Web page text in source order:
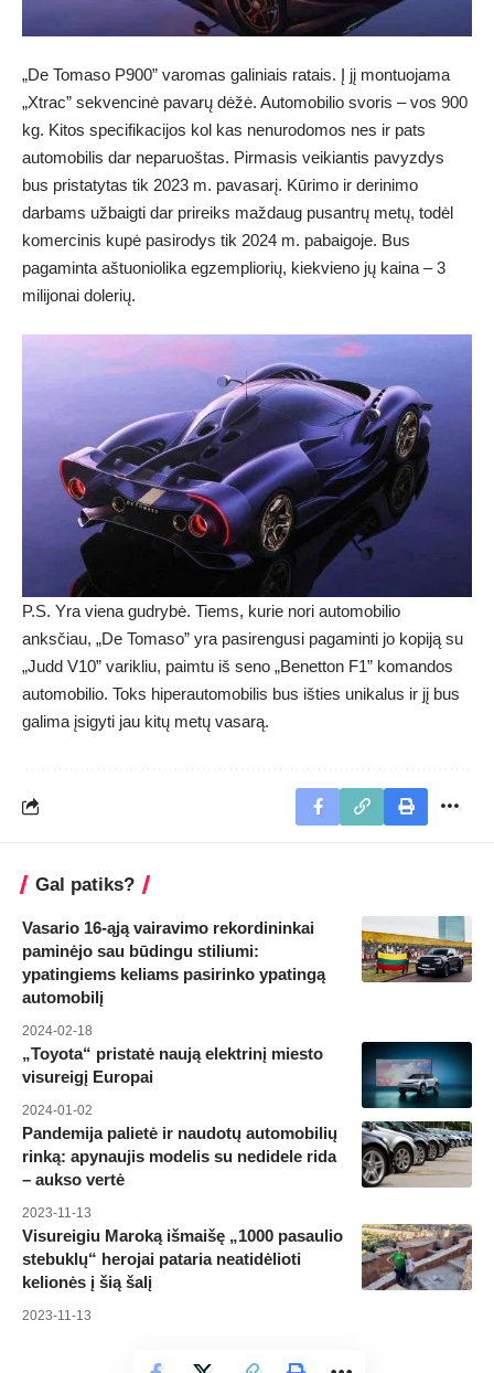
„De Tomaso P900” varomas galiniais ratais. Į jį montuojama
„Xtrac” sekvencinė pavarų dėžė. Automobilio svoris – vos 900
kg. Kitos specifikacijos kol kas nenurodomos nes ir pats
automobilis dar neparuoštas. Pirmasis veikiantis pavyzdys
bus pristatytas tik 2023 m. pavasarį. Kūrimo ir derinimo
darbams užbaigti dar prireiks maždaug pusantrų metų, todėl
komercinis kupė pasirodys tik 2024 m. pabaigoje. Bus
pagaminta aštuoniolika egzempliorių, kiekvieno jų kaina – 3
milijonai dolerių.
P.S. Yra viena gudrybė. Tiems, kurie nori automobilio
anksčiau, „De Tomaso” yra pasirengusi pagaminti jo kopiją su
„Judd V10” varikliu, paimtu iš seno „Benetton F1” komandos
automobilio. Toks hiperautomobilis bus išties unikalus ir jį bus
galima įsigyti jau kitų metų vasarą.
Gal patiks?
Vasario 16-ąją vairavimo rekordininkai
paminėjo sau būdingu stiliumi:
ypatingiems keliams pasirinko ypatingą
automobilį
2024-02-18
„Toyota“ pristatė naują elektrinį miesto
visureigį Europai
2024-01-02
Pandemija palietė ir naudotų automobilių
rinką: apynaujis modelis su nedidele rida
– aukso vertė
2023-11-13
Visureigiu Maroką išmaišę „1000 pasaulio
stebuklų“ herojai pataria neatidėlioti
kelionės į šią šalį
2023-11-13